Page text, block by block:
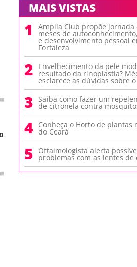
MAIS VISTAS
1 Amplia Club propõe jornada
meses de
e desenvolvimento pessoal
Fortaleza
2 Envelhecimento da pele
resultado da rinoplastia?
esclarece as dúvidas sobre
3 Saiba como fazer um
de citronela contra
4 Conheça o Horto de plantas
do Ceará
5 Oftalmologista alerta
problemas com as lentes de